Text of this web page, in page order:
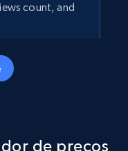
count, and
Comece agora
de preços